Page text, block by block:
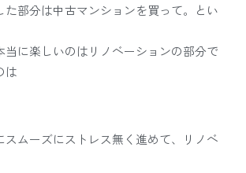
た部分は中古マンションを買って。とい
当に楽しいのはリノベーションの部分で
は
スムーズにストレス無く進めて、リノベ